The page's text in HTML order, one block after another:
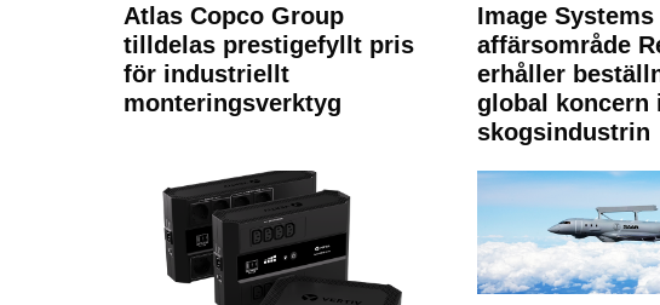
Atlas Copco Group
tilldelas prestigefyllt pris
för industriellt
monteringsverktyg
Image Systems
affärsområde
erhåller
global koncern
skogsindustrin